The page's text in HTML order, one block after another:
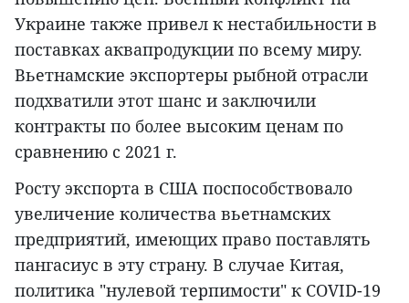
Украине также привел к нестабильности в
поставках аквапродукции по всему миру.
Вьетнамские экспортеры рыбной отрасли
подхватили этот шанс и заключили
контракты по более высоким ценам по
сравнению с 2021 г.
Росту экспорта в США поспособствовало
увеличение количества вьетнамских
предприятий, имеющих право поставлять
пангасиус в эту страну. В случае Китая,
политика "нулевой терпимости" к COVID-19